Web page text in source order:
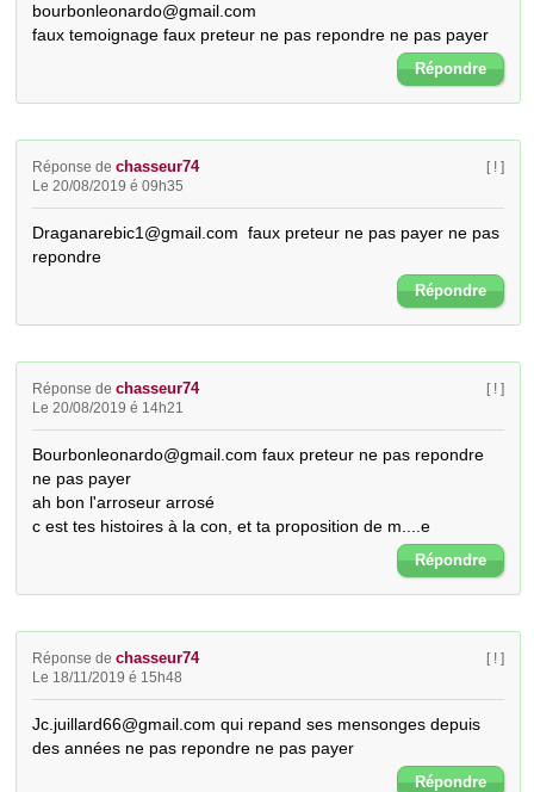
bourbonleonardo@gmail.com
faux temoignage faux preteur ne pas repondre ne pas payer
Répondre
Réponse dechasseur74
Le 20/08/2019 é 09h35
[ ! ]
Draganarebic1@gmail.com  faux preteur ne pas payer ne pas
repondre
Répondre
Réponse dechasseur74
Le 20/08/2019 é 14h21
[ ! ]
Bourbonleonardo@gmail.com faux preteur ne pas repondre
ne pas payer
ah bon l'arroseur arrosé
c est tes histoires à la con, et ta proposition de m....e
Répondre
Réponse dechasseur74
Le 18/11/2019 é 15h48
[ ! ]
Jc.juillard66@gmail.com qui repand ses mensonges depuis
des années ne pas repondre ne pas payer
Répondre